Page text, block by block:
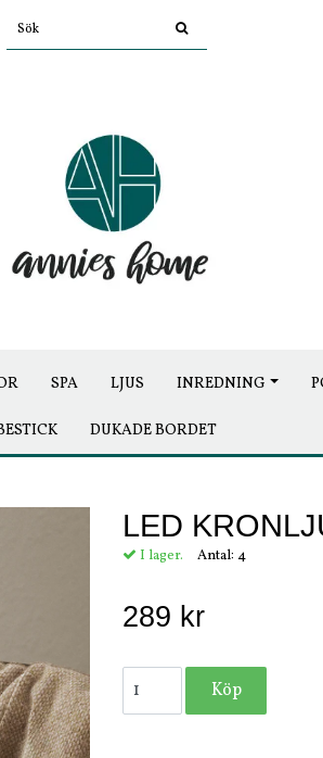
SPA LJUS INREDNING
DUKADE BORDET
LED
I lager. Antal: 4
289 kr